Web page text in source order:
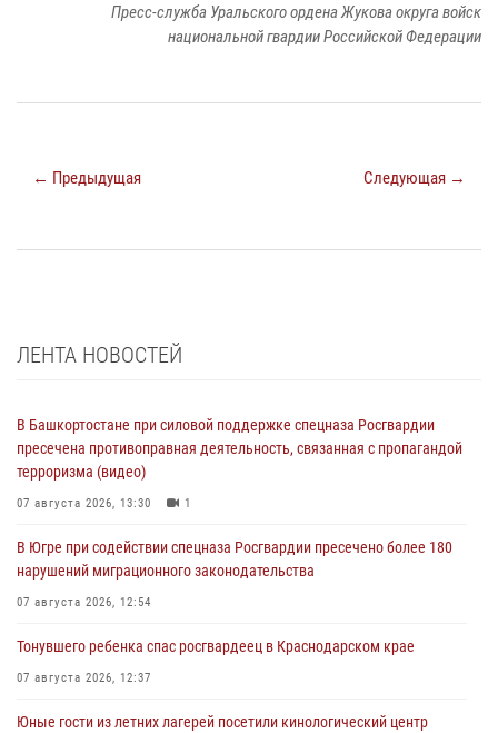
Пресс-служба Уральского ордена Жукова округа войск
национальной гвардии Российской Федерации
← Предыдущая Следующая →
ЛЕНТА НОВОСТЕЙ
В Башкортостане при силовой поддержке спецназа Росгвардии
пресечена противоправная деятельность, связанная с пропагандой
терроризма (видео)
07 августа 2026, 13:30 1
В Югре при содействии спецназа Росгвардии пресечено более 180
нарушений миграционного законодательства
07 августа 2026, 12:54
Тонувшего ребенка спас росгвардеец в Краснодарском крае
07 августа 2026, 12:37
Юные гости из летних лагерей посетили кинологический центр